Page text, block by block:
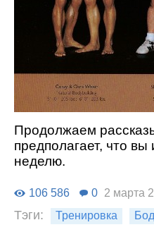
Продолжаем
предполагает, что
неделю.
106 586 0 2 марта
Тэги: Тренировка